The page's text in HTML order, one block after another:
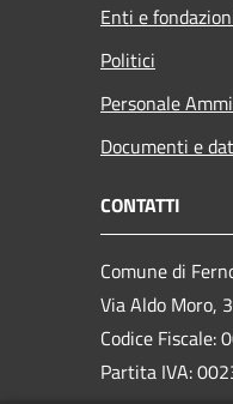
Enti e
Politici
Personale
Documenti e
CONTATTI
Comune di
Via Aldo Moro,
Codice Fiscale:
Partita IVA: